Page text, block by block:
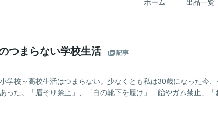
つまらない学校生活 記事
学校～高校生活はつまらない。少なくとも私は30歳になった今
った。「眉そり禁止」、「白の靴下を履け」「飴やガム禁止」